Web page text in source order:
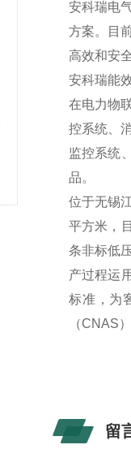
安科瑞电
方案。目
高效和安
安科瑞能
在电力物
控系统、
监控系统
品。
位于无锡
平方米，
条非标低
产过程运
标准，为
（CNAS
留